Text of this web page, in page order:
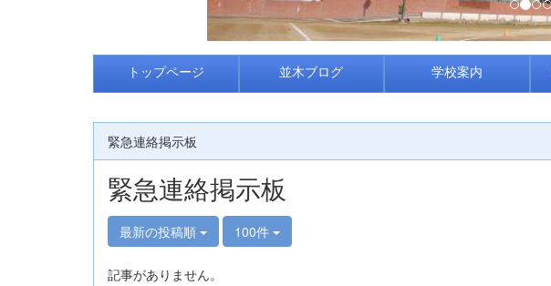
トップページ 並木ブログ 学校案内
緊急連絡掲示板
緊急連絡掲示板
最新の投稿順 100件
記事がありません。